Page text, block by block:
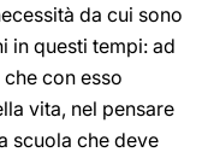
da cui sono
in questi tempi: ad
con esso
vita, nel pensare
scuola che deve